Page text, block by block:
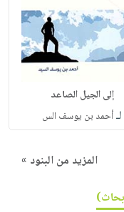
إلى الجيل الصاعد
لـأحمد بن يوسف الس
المزيد من البنود »